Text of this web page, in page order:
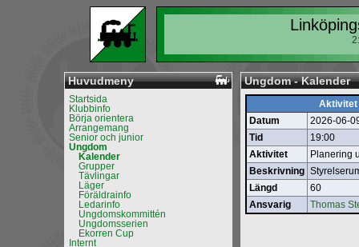
Huvudmeny
Startsida
Klubbinfo
Börja orientera
Arrangemang
Senior och junior
Ungdom
Kalender
Grupper
Tävlingar
Läger
Föräldrainfo
Ledarinfo
Ungdomskommittén
Ungdomsserien
Ekorren Cup
Internt
Ungdom - Kalender
Aktivitet
Datum
2026-06-
Tid
19:00
Aktivitet
Planering
Beskrivning
Längd
60
Ansvarig
Thomas